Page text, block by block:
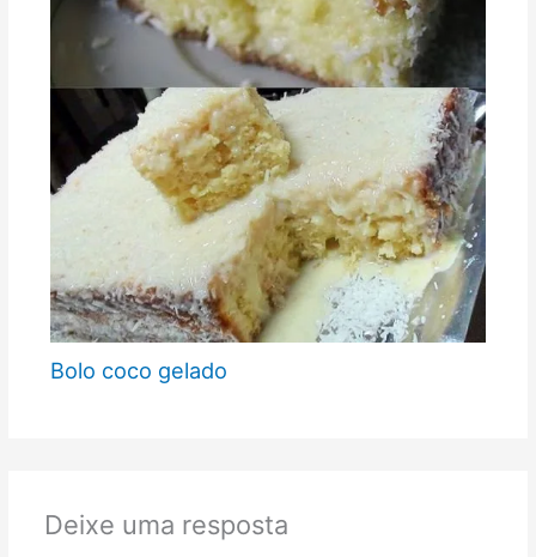
Bolo coco gelado
Deixe uma resposta